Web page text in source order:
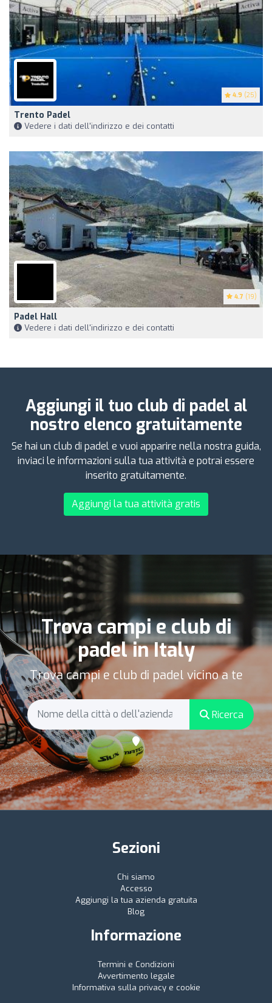
4.9 (25)
Trento Padel
Vedere i dati dell'indirizzo e dei contatti
4.7 (19)
Padel Hall
Vedere i dati dell'indirizzo e dei contatti
Aggiungi il tuo club di padel al
nostro elenco gratuitamente
Se hai un club di padel e vuoi apparire nella nostra guida,
inviaci le informazioni sulla tua attività e potrai essere
inserito gratuitamente.
Aggiungi la tua attività gratis
Trova campi e club di
padel in Italy
Trova campi e club di padel vicino a te
Ricerca
Sezioni
Chi siamo
Accesso
Aggiungi la tua azienda gratuita
Blog
Informazione
Termini e Condizioni
Avvertimento legale
Informativa sulla privacy e cookie